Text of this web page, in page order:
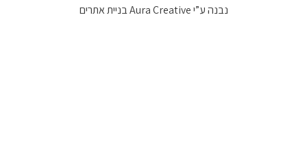
נבנה ע”יAura Creative בניית אתרים